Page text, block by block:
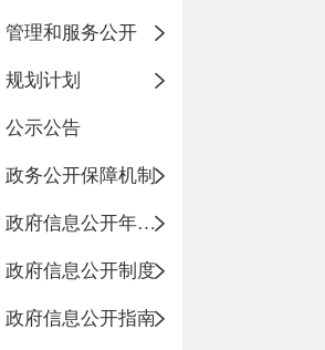
管理和服务公开
规划计划
公示公告
政务公开保障机制
政府信息公开年度报告
政府信息公开制度
政府信息公开指南